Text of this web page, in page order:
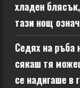
хладен
тази нощ
Седях на ръба
сякаш тя
се надигаше в